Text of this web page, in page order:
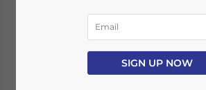
Posted by
Ayman Falak MedinaReading
新加坡于2025年1月1日起对在该
SIGN UP NOW